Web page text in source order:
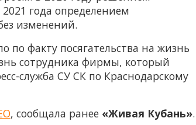
года определением
изменений.
по факту посягательства на жизнь
сотрудника фирмы, который
служба СУ СК по Краснодарскому
, сообщала ранее «Живая Кубань».